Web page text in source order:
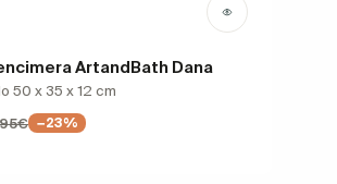
ArtandBath Dana
50 x 35 x 12 cm
−23%